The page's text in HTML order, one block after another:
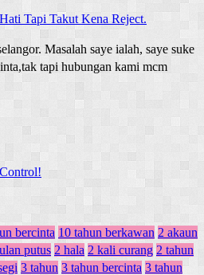
Tapi Takut Kena Reject.
Masalah saye ialah, saye suke
tapi hubungan kami mcm
bercinta 10 tahun berkawan 2 akaun
putus 2 hala 2 kali curang 2 tahun
3 tahun 3 tahun bercinta 3 tahun